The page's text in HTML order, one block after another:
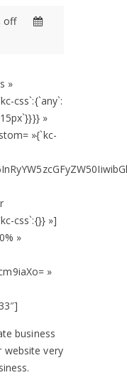
off
»
css`:{`any`:
»
»{`kc-
css`:{}} »]
»
»
business
website very